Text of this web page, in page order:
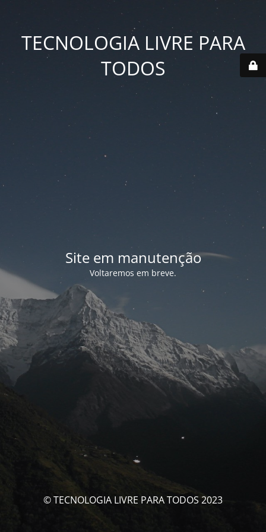
TECNOLOGIA LIVRE PARA
TODOS
Site em manutenção
Voltaremos em breve.
© TECNOLOGIA LIVRE PARA TODOS 2023